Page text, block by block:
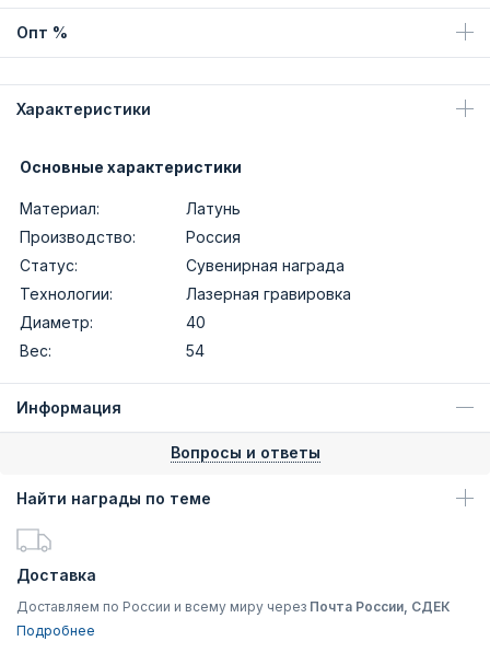
Опт %
Характеристики
Основные характеристики
Материал:
Латунь
Производство:
Россия
Статус:
Сувенирная награда
Технологии:
Лазерная гравировка
Диаметр:
40
Вес:
54
Информация
Вопросы и ответы
Найти награды по теме
Доставка
Доставляем по России и всему миру через Почта России, СДЕК
Подробнее